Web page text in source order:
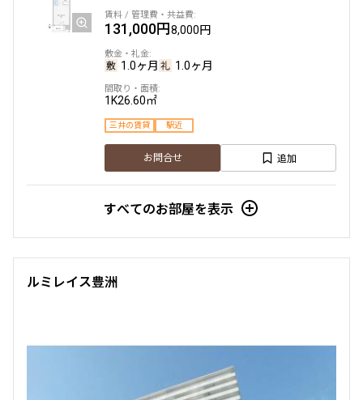
賃料改定
237,000円
1.0ヶ月 1.0ヶ月
62.96㎡
お問合せ
11階
62.96㎡
131,000円8,000円
1.0ヶ月 1.0ヶ月
1K26.60㎡
三井の賃貸 駅近
お問合せ 追加
すべてのお部屋を表示
ルミレイス豊洲